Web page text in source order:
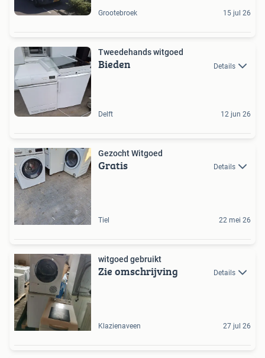
Grootebroek 15 jul 26
Tweedehands witgoed
Bieden Details
Delft 12 jun 26
Gezocht Witgoed
Gratis Details
Tiel 22 mei 26
witgoed gebruikt
Zie omschrijving Details
Klazienaveen 27 jul 26